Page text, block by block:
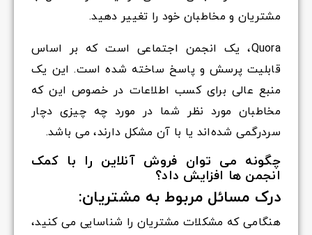
مشتریان و مخاطبان خود را تغییر دهید.
Quora، یک انجمن اجتماعی است که بر اساس
قابلیت پرسش و پاسخ ساخته شده است. این یک
منبع عالی برای کسب اطلاعات در خصوص این که
مخاطبان مورد نظر شما در مورد چه چیزی دچار
سردرگمی شده‌اند یا با آن مشکل دارند، می باشد.
چگونه می توان فروش آنلاین را با کمک
انجمن ها افزایش داد؟
درک مسائل مربوط به مشتریان:
هنگامی که مشکلات مشتریان را شناسایی می کنید،